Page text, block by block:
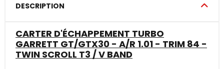
DESCRIPTION
CARTER D'ÉCHAPPEMENT TURBO
GARRETT GT/GTX30 - A/R 1.01 - TRIM 84 -
TWIN SCROLL T3 / V BAND